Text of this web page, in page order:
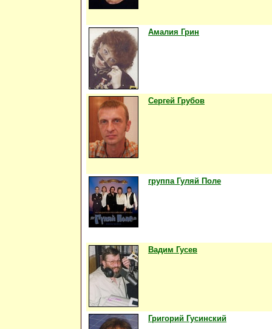
Амалия Грин
Сергей Грубов
группа Гуляй Поле
Вадим Гусев
Григорий Гусинский